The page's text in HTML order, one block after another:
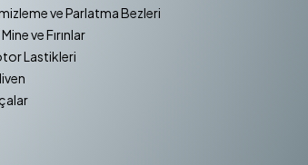
ve Parlatma Bezleri
ve Fırınlar
Lastikleri